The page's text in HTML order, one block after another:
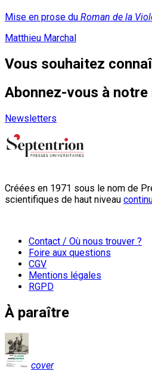
Mise en prose du Roman de la
Matthieu Marchal
Vous souhaitez
Abonnez-vous à
Newsletters
Créées en 1971 sous le nom de
scientifiques de haut niveau
Contact / Où nous trouver ?
Foire aux questions
CGV
Mentions légales
RGPD
À paraître
cover